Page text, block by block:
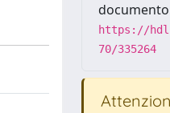
https://
70/335264